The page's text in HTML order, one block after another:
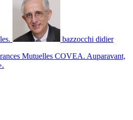
.
bazzocchi didier
Mutuelles COVEA. Auparavant,